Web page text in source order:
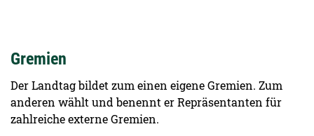
Gremien
Der Landtag bildet zum einen eigene Gremien. Zum
anderen wählt und benennt er Repräsentanten für
zahlreiche externe Gremien.